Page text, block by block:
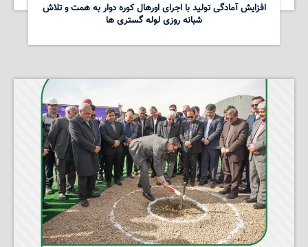
افزایش آمادگی تولید با اجرای اورهال کوره دوار به همت و تلاش
شبانه روزی لوله گستری ها